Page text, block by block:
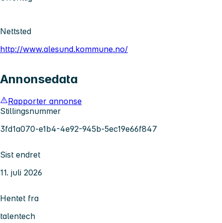
Nettsted
http://www.alesund.kommune.no/
Annonsedata
Rapporter annonse
Stillingsnummer
3fd1a070-e1b4-4e92-945b-5ec19e66f847
Sist endret
11. juli 2026
Hentet fra
talentech